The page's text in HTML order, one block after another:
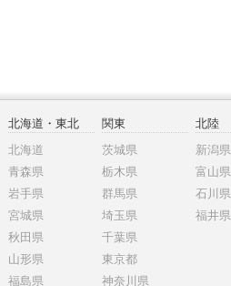
北海道・東北
北海道
青森県
岩手県
宮城県
秋田県
山形県
福島県
関東
茨城県
栃木県
群馬県
埼玉県
千葉県
東京都
神奈川県
北陸
新潟県
富山県
石川県
福井県